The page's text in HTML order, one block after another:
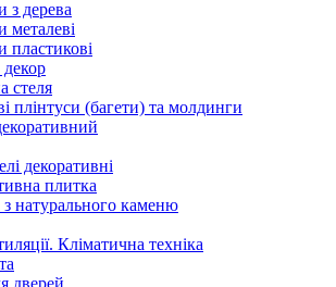
з дерева
металеві
пластикові
стеля
плінтуси (багети) та молдинги
декоративні
плитка
натурального каменю
Кліматична техніка
дверей